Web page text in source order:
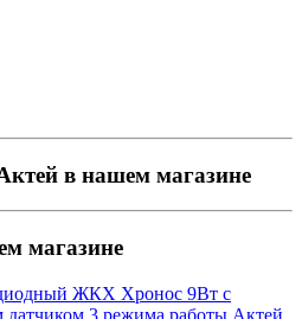
в нашем магазине
магазине